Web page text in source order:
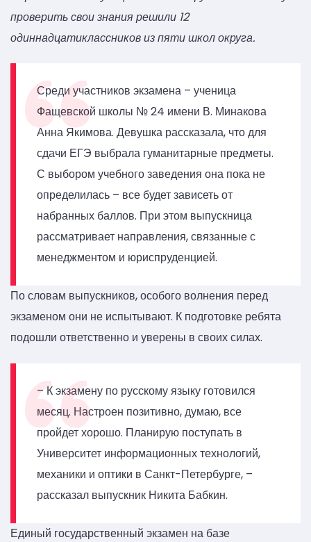
проверить свои знания решили 12
одиннадцатиклассников из пяти школ округа.
Среди участников экзамена – ученица
Фащевской школы № 24 имени В. Минакова
Анна Якимова. Девушка рассказала, что для
сдачи ЕГЭ выбрала гуманитарные предметы.
С выбором учебного заведения она пока не
определилась – все будет зависеть от
набранных баллов. При этом выпускница
рассматривает направления, связанные с
менеджментом и юриспруденцией.
По словам выпускников, особого волнения перед
экзаменом они не испытывают. К подготовке ребята
подошли ответственно и уверены в своих силах.
– К экзамену по русскому языку готовился
месяц. Настроен позитивно, думаю, все
пройдет хорошо. Планирую поступать в
Университет информационных технологий,
механики и оптики в Санкт-Петербурге, –
рассказал выпускник Никита Бабкин.
Единый государственный экзамен на базе